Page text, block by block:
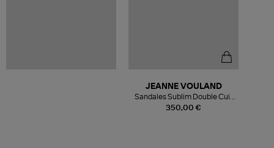
350,00 €
JEANNE VOULAND
Sandales Sublim Double Cuir
Verni Pailleté Coral Blue,